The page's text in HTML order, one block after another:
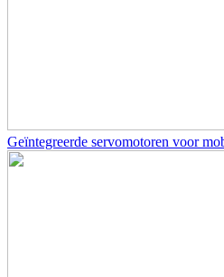
Geïntegreerde servomotoren voor